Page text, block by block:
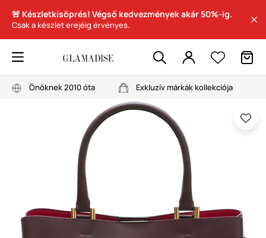
🚨 Készletkisöprés! Végső kedvezmények akár 50%-ig.
Csak a készlet erejéig érvényes.
Önöknek 2010 óta Exkluzív márkák kollekciója